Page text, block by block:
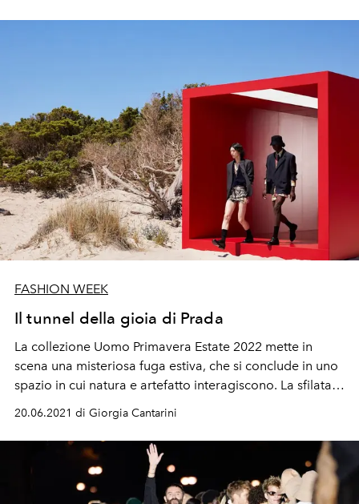
che ha collaborato alla creazione di questa collezione-
FASHION WEEK
Il tunnel della gioia di Prada
La collezione Uomo Primavera Estate 2022 mette in
scena una misteriosa fuga estiva, che si conclude in uno
spazio in cui natura e artefatto interagiscono. La sfilata
transizione tra un tunnel, uno spazio urbano e il mare
della Sardegna
20.06.2021 di Giorgia Cantarini